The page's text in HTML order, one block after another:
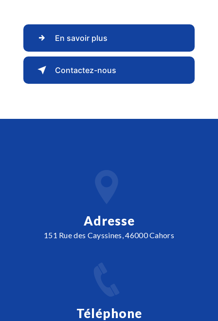
En savoir plus
Contactez-nous
Adresse
151 Rue des Cayssines, 46000 Cahors
Téléphone